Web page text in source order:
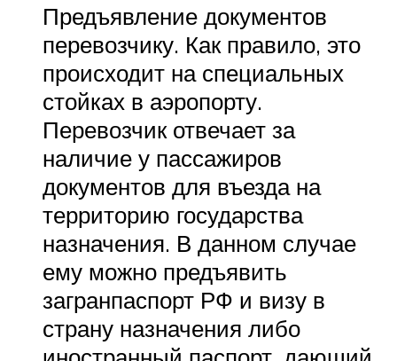
Предъявление документов
перевозчику. Как правило, это
происходит на специальных
стойках в аэропорту.
Перевозчик отвечает за
наличие у пассажиров
документов для въезда на
территорию государства
назначения. В данном случае
ему можно предъявить
загранпаспорт РФ и визу в
страну назначения либо